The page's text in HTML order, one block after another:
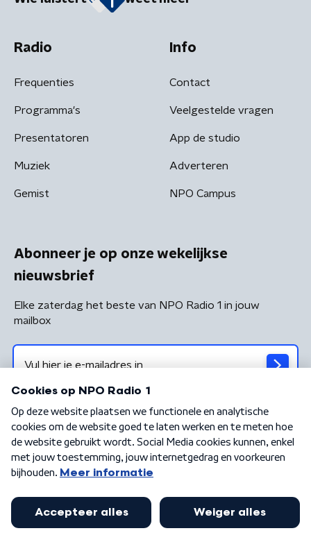
Radio
Frequenties
Programma's
Presentatoren
Muziek
Gemist
Info
Contact
Veelgestelde vragen
App de studio
Adverteren
NPO Campus
Abonneer je op onze wekelijkse
nieuwsbrief
Elke zaterdag het beste van NPO Radio 1 in jouw
mailbox
Algemene voorwaarden